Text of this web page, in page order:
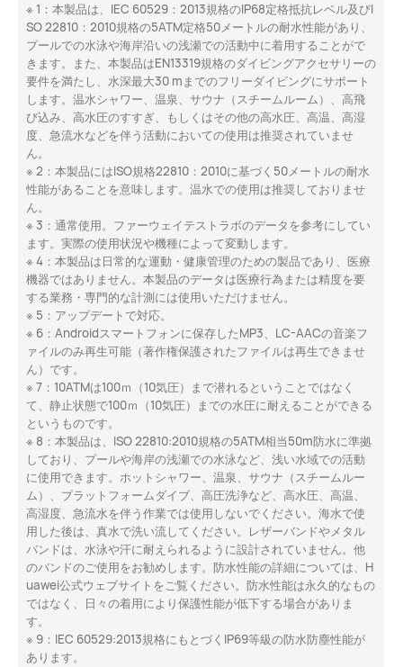
※ 1：本製品は、IEC 60529：2013規格のIP68定格抵抗レベル及びI
SO 22810：2010規格の5ATM定格50メートルの耐水性能があり、
プールでの水泳や海岸沿いの浅瀬での活動中に着用することがで
きます。また、本製品はEN13319規格のダイビングアクセサリーの
要件を満たし、水深最大30 mまでのフリーダイビングにサポート
します。温水シャワー、温泉、サウナ（スチームルーム）、高飛
び込み、高水圧のすすぎ、もしくはその他の高水圧、高温、高湿
度、急流水などを伴う活動においての使用は推奨されていませ
ん。
※ 2：本製品にはISO規格22810：2010に基づく50メートルの耐水
性能があることを意味します。温水での使用は推奨しておりませ
ん。
※ 3：通常使用。ファーウェイテストラボのデータを参考にしてい
ます。実際の使用状況や機種によって変動します。
※ 4：本製品は日常的な運動・健康管理のための製品であり、医療
機器ではありません。本製品のデータは医療行為または精度を要
する業務・専門的な計測には使用いただけません。
※ 5：アップデートで対応。
※ 6：Androidスマートフォンに保存したMP3、LC-AACの音楽フ
ァイルのみ再生可能（著作権保護されたファイルは再生できませ
ん）です。
※ 7：10ATMは100ｍ（10気圧）まで潜れるということではなく
て、静止状態で100ｍ（10気圧）までの水圧に耐えることができる
というものです。
※ 8：本製品は、ISO 22810:2010規格の5ATM相当50m防水に準拠
しており、プールや海岸の浅瀬での水泳など、浅い水域での活動
に使用できます。ホットシャワー、温泉、サウナ（スチームルー
ム）、プラットフォームダイブ、高圧洗浄など、高水圧、高温、
高湿度、急流水を伴う作業では使用しないでください。海水で使
用した後は、真水で洗い流してください。レザーバンドやメタル
バンドは、水泳や汗に耐えられるように設計されていません。他
のバンドのご使用をお勧めします。防水性能の詳細については、H
uawei公式ウェブサイトをご覧ください。防水性能は永久的なもの
ではなく、日々の着用により保護性能が低下する場合がありま
す。
※ 9：IEC 60529:2013規格にもとづくIP69等級の防水防塵性能が
あります。